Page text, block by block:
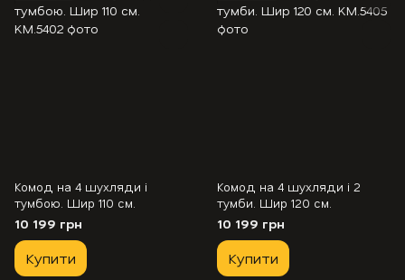
Комод на 4 шухляди і
тумбою. Шир 110 см.
10 199 грн
Купити
Комод на 4 шухляди і 2
тумби. Шир 120 см.
10 199 грн
Купити